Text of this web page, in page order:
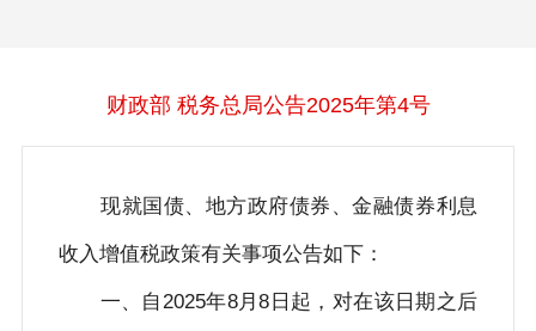
财政部 税务总局公告2025年第4号
现就国债、地方政府债券、金融债券利息
收入增值税政策有关事项公告如下：
一、自2025年8月8日起，对在该日期之后